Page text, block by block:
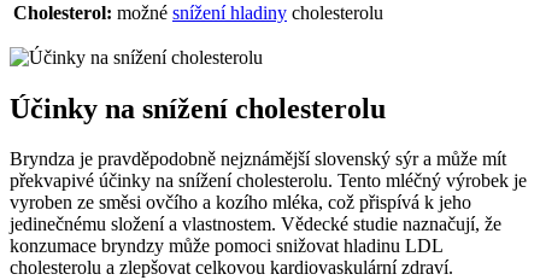
Cholesterol: možné snížení hladiny cholesterolu
Účinky na snížení cholesterolu
Bryndza je pravděpodobně nejznámější slovenský sýr a může mít
překvapivé účinky na snížení cholesterolu. Tento mléčný výrobek je
vyroben ze směsi ovčího a kozího mléka, což přispívá k jeho
jedinečnému složení a vlastnostem. Vědecké studie naznačují, že
konzumace bryndzy může pomoci snižovat hladinu LDL
cholesterolu a zlepšovat celkovou kardiovaskulární zdraví.